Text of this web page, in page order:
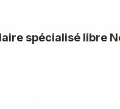
spécialisé libre